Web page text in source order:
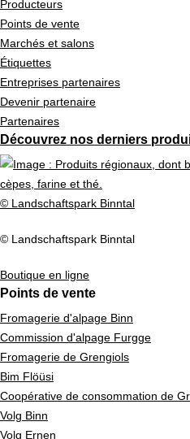
Producteurs
Points de vente
Marchés et salons
Étiquettes
Entreprises partenaires
Devenir partenaire
Partenaires
Découvrez nos derniers
© Landschaftspark Binntal
© Landschaftspark Binntal
Boutique en ligne
Points de vente
Fromagerie d'alpage Binn
Commission d'alpage Furgge
Fromagerie de Grengiols
Bim Flöüsi
Coopérative de consommation de
Volg Binn
Volg Ernen